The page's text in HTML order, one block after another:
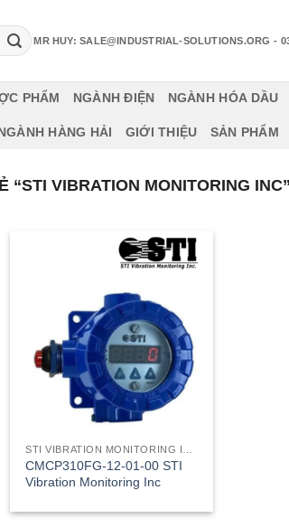
MR HUY: SALE@INDUSTRIAL-SOLUTIONS.ORG -
PHẨM NGÀNH ĐIỆN NGÀNH HÓA DẦU
HÀNG HẢI GIỚI THIỆU SẢN PHẨM
VIBRATION MONITORING INC”
CMCP310FG-12-01-00 STI
Vibration Monitoring Inc